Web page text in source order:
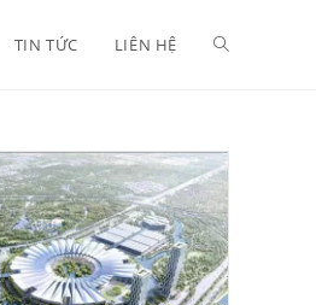
TIN TỨC LIÊN HỆ